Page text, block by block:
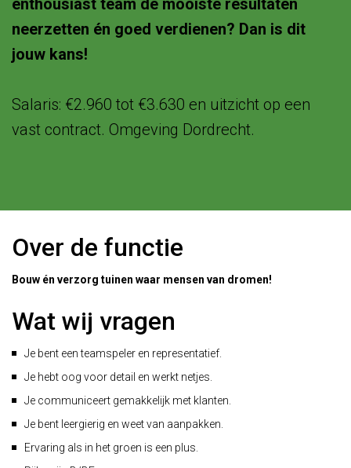
enthousiast team de mooiste resultaten
neerzetten én goed verdienen? Dan is dit
jouw kans!
Salaris: €2.960 tot €3.630 en uitzicht op een
vast contract. Omgeving Dordrecht.
Over de functie
Bouw én verzorg tuinen waar mensen van dromen!
Wat wij vragen
Je bent een teamspeler en representatief.
Je hebt oog voor detail en werkt netjes.
Je communiceert gemakkelijk met klanten.
Je bent leergierig en weet van aanpakken.
Ervaring als in het groen is een plus.